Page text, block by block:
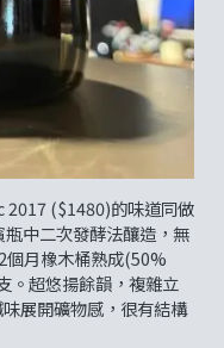
($1480)的味道同做
中二次發酵法釀造，無
月橡木桶熟成(50%
。超悠揚餘韻，複雜立
展開礦物感，很有結構